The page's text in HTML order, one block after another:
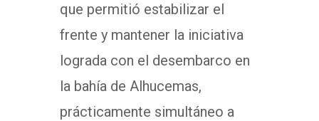
que permitió estabilizar el
frente y mantener la iniciativa
lograda con el desembarco en
la bahía de Alhucemas,
prácticamente simultáneo a